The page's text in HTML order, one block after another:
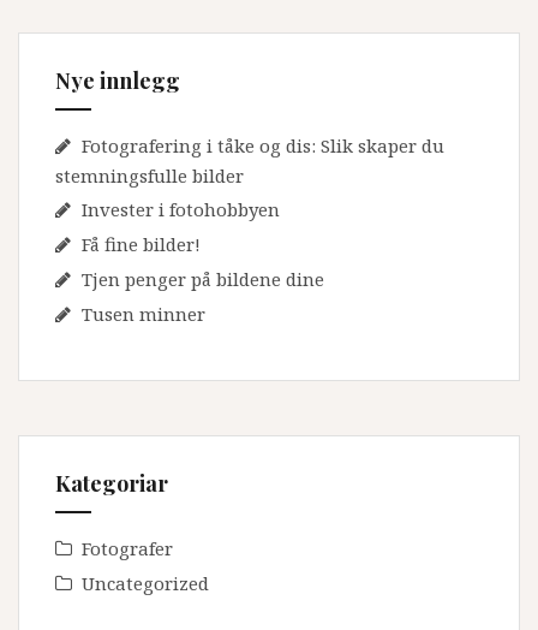
Nye innlegg
Fotografering i tåke og dis: Slik skaper du
stemningsfulle bilder
Invester i fotohobbyen
Få fine bilder!
Tjen penger på bildene dine
Tusen minner
Kategoriar
Fotografer
Uncategorized